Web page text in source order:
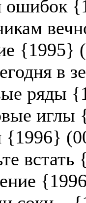
ошибок
{1995}
в
ряды
{1996}